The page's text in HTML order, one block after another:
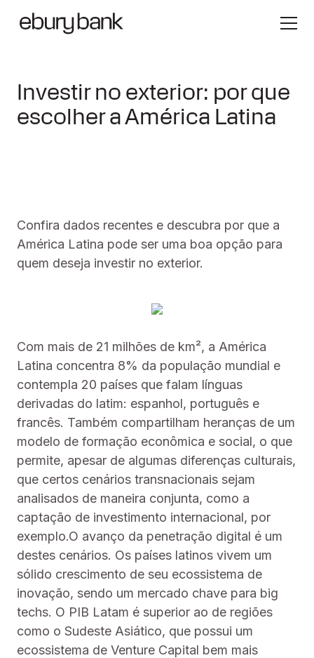
Investir no exterior: por que
escolher a América Latina
Confira dados recentes e descubra por que a
América Latina pode ser uma boa opção para
quem deseja investir no exterior.
Com mais de 21 milhões de km², a América
Latina concentra 8% da população mundial e
contempla 20 países que falam línguas
derivadas do latim: espanhol, português e
francês. Também compartilham heranças de um
modelo de formação econômica e social, o que
permite, apesar de algumas diferenças culturais,
que certos cenários transnacionais sejam
analisados de maneira conjunta, como a
captação de investimento internacional, por
exemplo.O avanço da penetração digital é um
destes cenários. Os países latinos vivem um
sólido crescimento de seu ecossistema de
inovação, sendo um mercado chave para big
techs. O PIB Latam é superior ao de regiões
como o Sudeste Asiático, que possui um
ecossistema de Venture Capital bem mais